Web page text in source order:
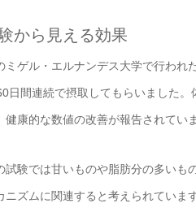
から見える効果
ミゲル・エルナンデス大学で行わ
日間連続で摂取してもらいました
健康的な数値の改善が報告されていま
試験では甘いものや脂肪分の多い
ニズムに関連すると考えられてい